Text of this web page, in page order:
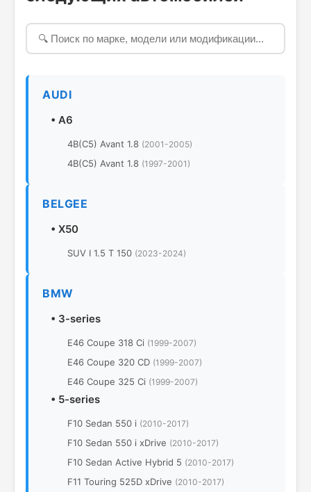
AUDI
• A6
4B(C5) Avant 1.8 (2001-2005)
4B(C5) Avant 1.8 (1997-2001)
BELGEE
• X50
SUV I 1.5 T 150 (2023-2024)
BMW
• 3-series
E46 Coupe 318 Ci (1999-2007)
E46 Coupe 320 CD (1999-2007)
E46 Coupe 325 Ci (1999-2007)
• 5-series
F10 Sedan 550 i (2010-2017)
F10 Sedan 550 i xDrive (2010-2017)
F10 Sedan Active Hybrid 5 (2010-2017)
F11 Touring 525D xDrive (2010-2017)